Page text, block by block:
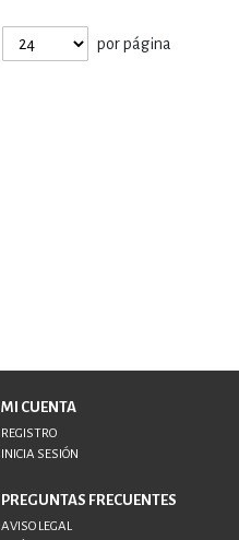
por página
MI CUENTA
REGISTRO
INICIA SESIÓN
PREGUNTAS FRECUENTES
AVISO LEGAL